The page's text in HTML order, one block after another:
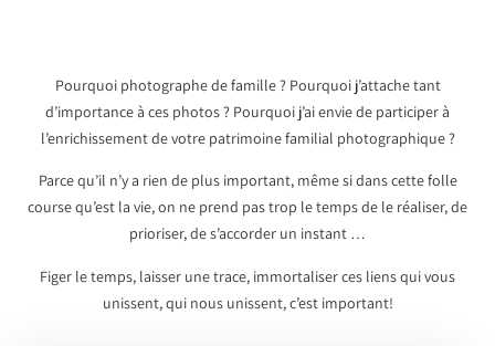
Pourquoi photographe de famille ? Pourquoi j’attache tant
d’importance à ces photos ? Pourquoi j’ai envie de participer à
l’enrichissement de votre patrimoine familial photographique ?
Parce qu’il n’y a rien de plus important, même si dans cette folle
course qu’est la vie, on ne prend pas trop le temps de le réaliser, de
prioriser, de s’accorder un instant …
Figer le temps, laisser une trace, immortaliser ces liens qui vous
unissent, qui nous unissent, c’est important!